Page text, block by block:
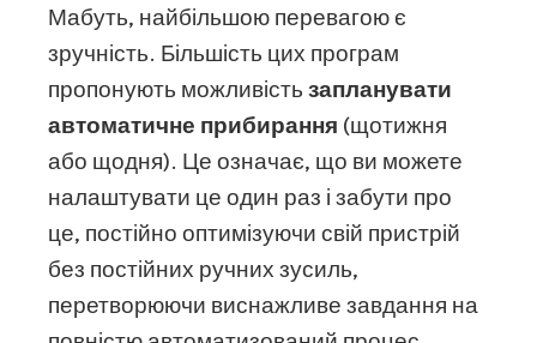
Мабуть, найбільшою перевагою є
зручність. Більшість цих програм
пропонують можливістьзапланувати
автоматичне прибирання (щотижня
або щодня). Це означає, що ви можете
налаштувати це один раз і забути про
це, постійно оптимізуючи свій пристрій
без постійних ручних зусиль,
перетворюючи виснажливе завдання на